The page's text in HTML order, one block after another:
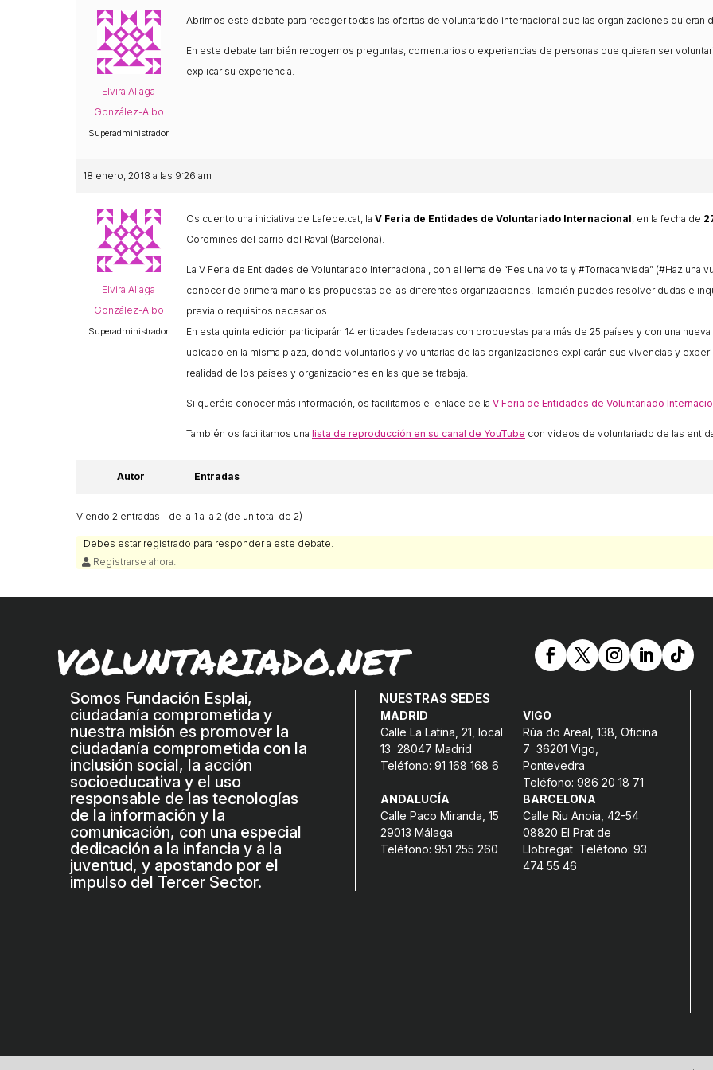
Elvira Aliaga
González-Albo
Superadministrador
Abrimos este debate para recoger todas las ofertas de voluntariado internacional que las organizaciones quieran
En este debate también recogemos preguntas, comentarios o experiencias de personas que quieran ser
explicar su experiencia.
18 enero, 2018 a las 9:26 am
Elvira Aliaga
González-Albo
Superadministrador
Os cuento una iniciativa de Lafede.cat, la V Feria de Entidades de Voluntariado Internacional , en la fecha de
Coromines del barrio del Raval (Barcelona).
La V Feria de Entidades de Voluntariado Internacional, con el lema de “Fes una volta y #Tornacanviada” (#Haz una
conocer de primera mano las propuestas de las diferentes organizaciones. También puedes resolver dudas e
previa o requisitos necesarios.
En esta quinta edición participarán 14 entidades federadas con propuestas para más de 25 países y con una nueva
ubicado en la misma plaza, donde voluntarios y voluntarias de las organizaciones explicarán sus vivencias y
realidad de los países y organizaciones en las que se trabaja.
Si queréis conocer más información, os facilitamos el enlace de la V Feria de Entidades de Voluntariado
También os facilitamos una lista de reproducción en su canal de YouTube con vídeos de voluntariado de las
Autor Entradas
Viendo 2 entradas - de la 1 a la 2 (de un total de 2)
Debes estar registrado para responder a este debate.
Registrarse ahora.
VOLUNTARIADO.NET
Somos Fundación Esplai,
ciudadanía comprometida y
nuestra misión es promover la
ciudadanía comprometida con la
inclusión social, la acción
socioeducativa y el uso
responsable de las tecnologías
de la información y la
comunicación, con una especial
dedicación a la infancia y a la
juventud, y apostando por el
impulso del Tercer Sector.
NUESTRAS SEDES
MADRID
Calle La Latina, 21, local
13 28047 Madrid
Teléfono: 91 168 168 6
VIGO
Rúa do Areal, 138, Oficina
7 36201 Vigo,
Pontevedra
Teléfono: 986 20 18 71
ANDALUCÍA
Calle Paco Miranda, 15
29013 Málaga
Teléfono: 951 255 260
BARCELONA
Calle Riu Anoia, 42-54
08820 El Prat de
Llobregat Teléfono: 93
474 55 46
Memòria d'activitats
Xarxes socials